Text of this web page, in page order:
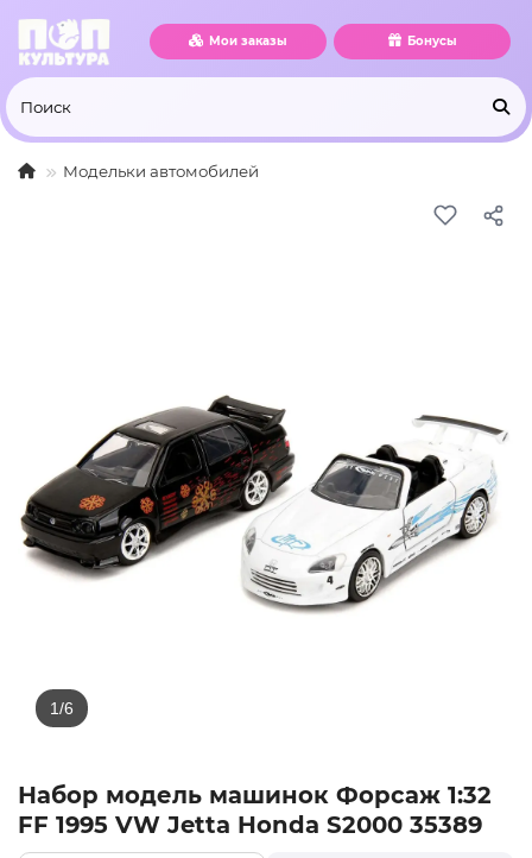
Мои заказы Бонусы
Модельки автомобилей
Набор модель машинок Форсаж 1:32
FF 1995 VW Jetta Honda S2000 35389